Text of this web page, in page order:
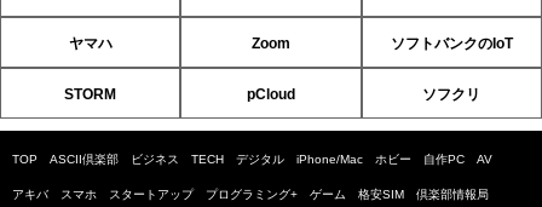
ヤマハ Zoom ソフトバンクのIoT
STORM pCloud ソフクリ
TOP ASCII倶楽部 ビジネス TECH デジタル iPhone/Mac ホビー 自作PC AV
アキバ スマホ スタートアップ プログラミング+ ゲーム 格安SIM 倶楽部情報局